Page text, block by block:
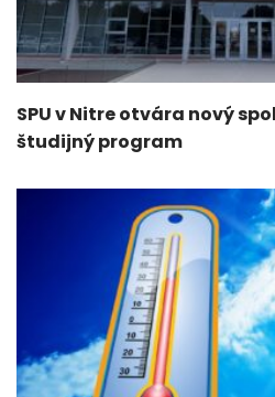
SPU v Nitre otvára nový
študijný program